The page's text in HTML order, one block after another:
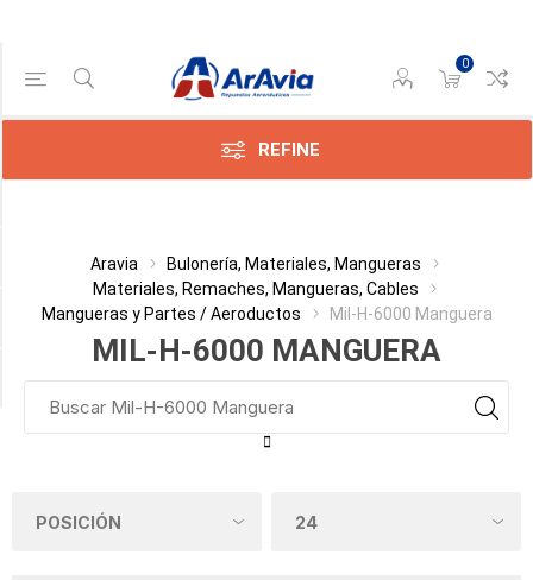
0
REFINE
Aravia
Bulonería, Materiales, Mangueras
Materiales, Remaches, Mangueras, Cables
Mangueras y Partes / Aeroductos
Mil-H-6000 Manguera
MIL-H-6000 MANGUERA
Gama de precios
Min:$68.00
Categoría
Fabricante